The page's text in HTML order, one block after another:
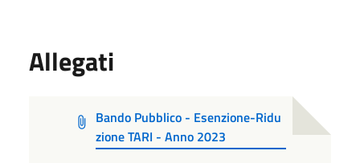
Allegati
Bando Pubblico - Esenzione-Ridu
zione TARI - Anno 2023